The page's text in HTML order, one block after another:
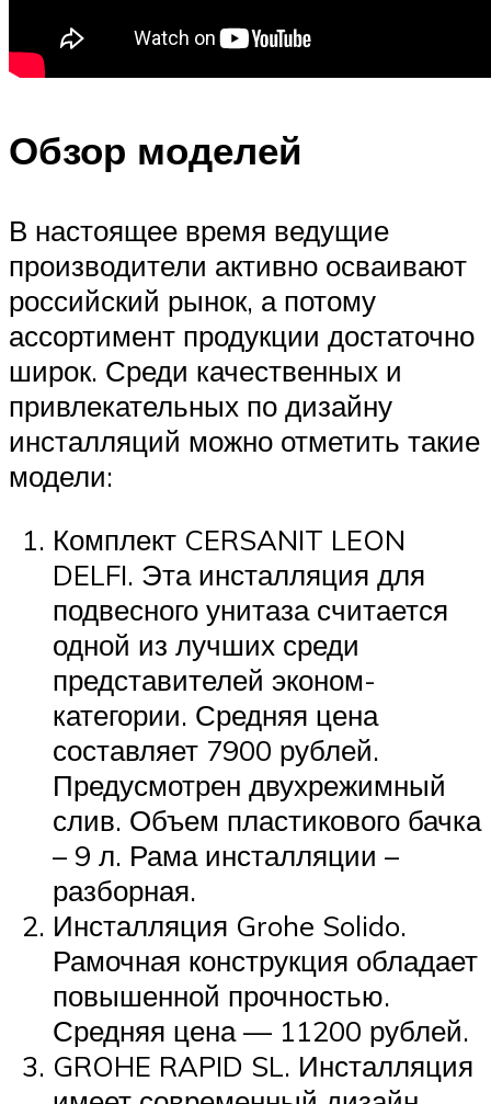
Обзор моделей
В настоящее время ведущие
производители активно осваивают
российский рынок, а потому
ассортимент продукции достаточно
широк. Среди качественных и
привлекательных по дизайну
инсталляций можно отметить такие
модели:
Комплект CERSANIT LEON
DELFI. Эта инсталляция для
подвесного унитаза считается
одной из лучших среди
представителей эконом-
категории. Средняя цена
составляет 7900 рублей.
Предусмотрен двухрежимный
слив. Объем пластикового бачка
– 9 л. Рама инсталляции –
разборная.
Инсталляция Grohe Solido.
Рамочная конструкция обладает
повышенной прочностью.
Средняя цена — 11200 рублей.
GROHE RAPID SL. Инсталляция